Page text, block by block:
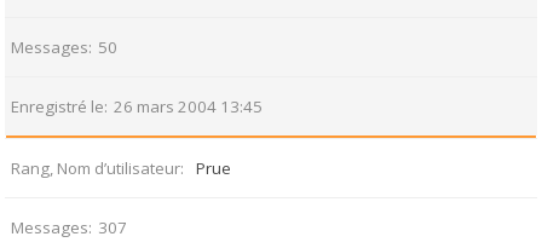
Messages 50
Enregistré le 26 mars 2004 13:45
Rang, Nom d’utilisateur Prue
Messages 307